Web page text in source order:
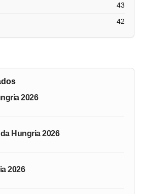
43
42
2026
Hungria 2026
2026